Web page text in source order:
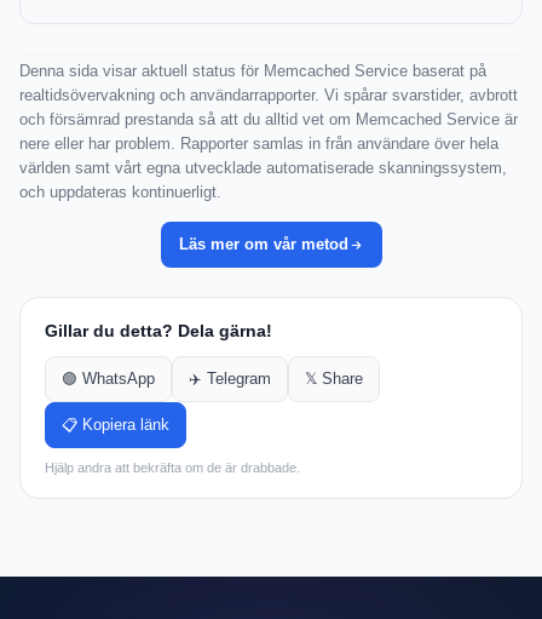
Denna sida visar aktuell status för Memcached Service baserat på
realtidsövervakning och användarrapporter. Vi spårar svarstider, avbrott
och försämrad prestanda så att du alltid vet om Memcached Service är
nere eller har problem. Rapporter samlas in från användare över hela
världen samt vårt egna utvecklade automatiserade skanningssystem,
och uppdateras kontinuerligt.
Läs mer om vår metod
Gillar du detta? Dela gärna!
🟢 WhatsApp ✈️ Telegram 𝕏 Share
📋 Kopiera länk
Hjälp andra att bekräfta om de är drabbade.